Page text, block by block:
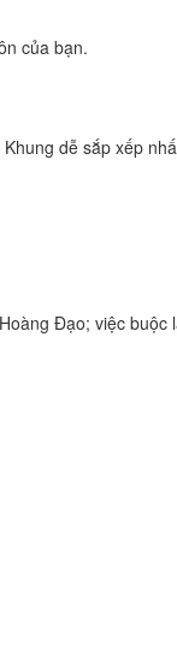
của bạn.
Khung dễ sắp xếp
Đạo; việc